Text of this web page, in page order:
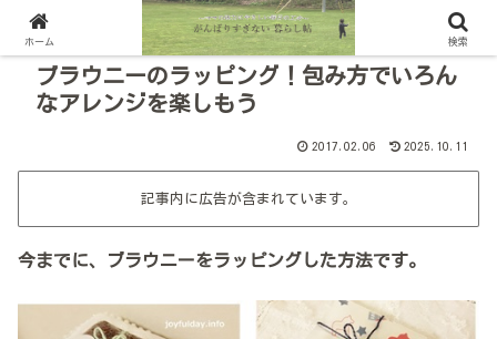
ブラウニーのラッピング！包み方でいろん
なアレンジを楽しもう
2017.02.06 2025.10.11
記事内に広告が含まれています。
今までに、ブラウニーをラッピングした方法です。
ホーム 検索